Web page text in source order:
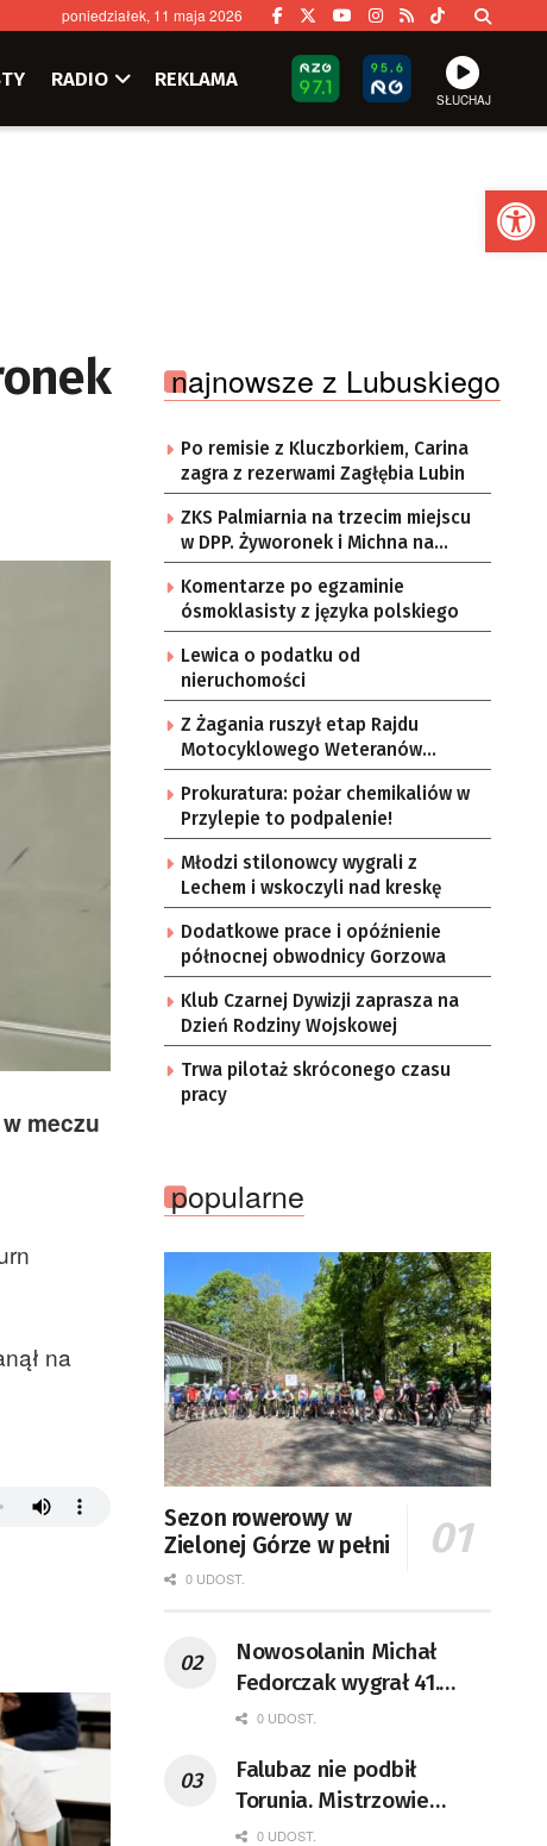
poniedziałek, 11 maja 2026
RADIO REKLAMA
SŁUCHAJ
meczu
na
najnowsze z Lubuskiego
Po remisie z Kluczborkiem, Carina
zagra z rezerwami Zagłębia Lubin
ZKS Palmiarnia na trzecim miejscu
w DPP. Żyworonek i Michna na
podium w Hiszpanii
Komentarze po egzaminie
ósmoklasisty z języka polskiego
Lewica o podatku od
nieruchomości
Z Żagania ruszył etap Rajdu
Motocyklowego Weteranów
[ZDJĘCIA]
Prokuratura: pożar chemikaliów w
Przylepie to podpalenie!
Młodzi stilonowcy wygrali z
Lechem i wskoczyli nad kreskę
Dodatkowe prace i opóźnienie
północnej obwodnicy Gorzowa
Klub Czarnej Dywizji zaprasza na
Dzień Rodziny Wojskowej
Trwa pilotaż skróconego czasu
pracy
popularne
Sezon rowerowy w
Zielonej Górze w pełni
0 UDOST.
Nowosolanin Michał
Fedorczak wygrał 41.
Półmaraton Solan
0 UDOST.
Falubaz nie podbił
Torunia. Mistrzowie
Polski lepsi od
0 UDOST.